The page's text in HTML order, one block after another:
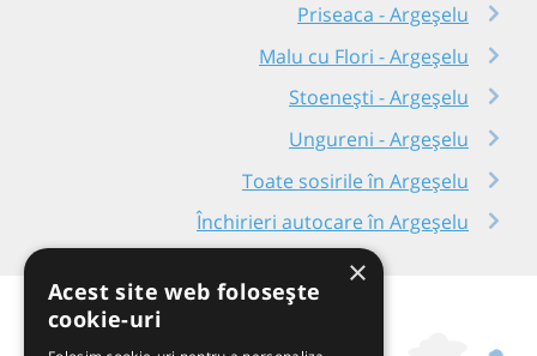
Priseaca - Argeșelu
Malu cu Flori - Argeșelu
Stoenești - Argeșelu
Ungureni - Argeșelu
Toate sosirile în Argeșelu
Închirieri autocare în Argeșelu
×
Acest site web folosește
cookie-uri